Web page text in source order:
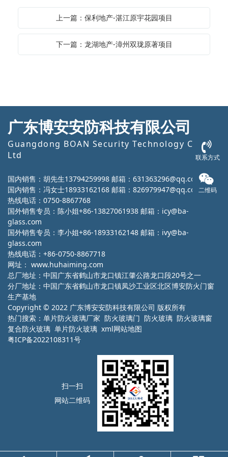
上一篇：保利地产-湛江原宇花园项目
下一篇：龙湖地产-漳州双珑原著项目
广东博安安防科技有限公司
Guangdong BOAN Security Technology Co.,
Ltd
国内销售：胡先生13794259998 邮箱：631363296@qq.com
国内销售：冯女士18933162168 邮箱：826979947@qq.com
热线电话：0750-8867768
国外销售专员：陈小姐+86-13827061938 邮箱：icy@ba-
glass.com
国外销售专员：李小姐+86-18933162148 邮箱：ivy@ba-
glass.com
热线电话：+86-0750-8867718
网址： www.huhaiming.com
总厂地址：中国广东省鹤山市龙口镇江肇公路龙口段20号之一
分厂地址：中国广东省鹤山市龙口镇凤沙工业区北区博安防火门窗
生产基地
Copyright © 2022 广东博安安防科技有限公司 版权所有
热门搜索： 单片防火玻璃厂家 防火玻璃门 防火玻璃 防火玻璃窗
复合防火玻璃 单片防火玻璃 xml网站地图
粤ICP备2022108311号
扫一扫
网站二维码
联系方式
二维码